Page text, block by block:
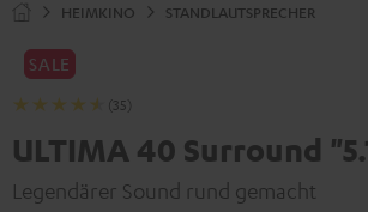
HEIMKINO STANDLAUTSPRECHER
SALE
(35)
ULTIMA 40 Surround
Legendärer Sound rund gemacht